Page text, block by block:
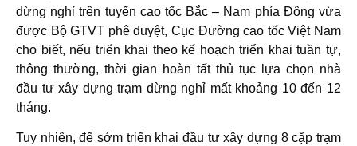
dừng nghỉ trên tuyến cao tốc Bắc – Nam phía Đông vừa
được Bộ GTVT phê duyệt, Cục Đường cao tốc Việt Nam
cho biết, nếu triển khai theo kế hoạch triển khai tuần tự,
thông thường, thời gian hoàn tất thủ tục lựa chọn nhà
đầu tư xây dựng trạm dừng nghỉ mất khoảng 10 đến 12
tháng.
Tuy nhiên, để sớm triển khai đầu tư xây dựng 8 cặp trạm